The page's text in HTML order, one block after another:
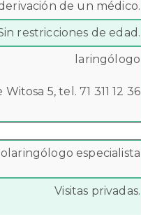
de un médico.
restricciones de edad.
laringólogo
Witosa 5, tel. 71 311 12 36
especialista
Visitas privadas.